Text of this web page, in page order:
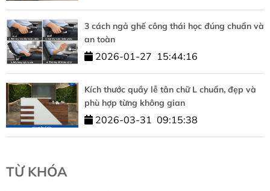
3 cách ngả ghế công thái học đúng chuẩn và
an toàn
2026-01-27 15:44:16
Kích thước quầy lễ tân chữ L chuẩn, đẹp và
phù hợp từng không gian
2026-03-31 09:15:38
TỪ KHÓA